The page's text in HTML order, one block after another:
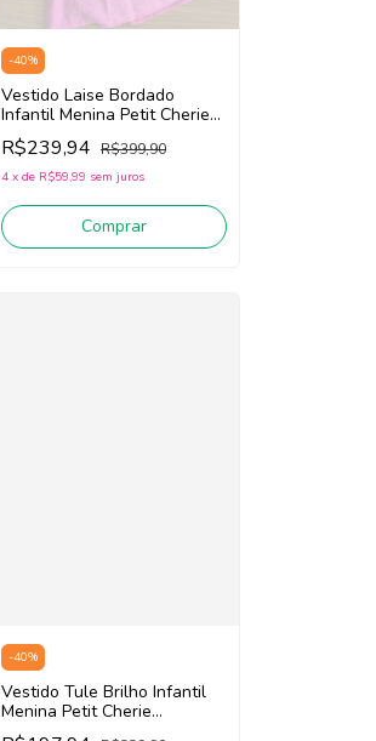
-40%
Vestido Laise Bordado
Infantil Menina Petit Cherie
113123028 (Pink)
R$239,94 R$399,90
4 x de R$59,99 sem juros
Comprar
-40%
Vestido Tule Brilho Infantil
Menina Petit Cherie
113122150 (Off White/Rosa)